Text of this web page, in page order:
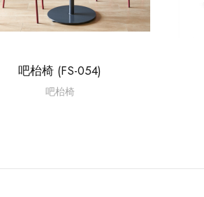
吧枱椅 (FS-054)
吧枱椅